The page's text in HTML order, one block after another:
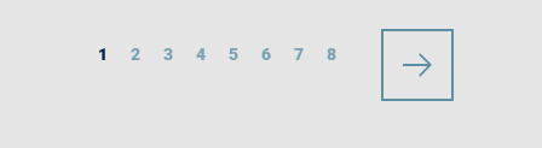
1 2 3 4 5 6 7 8